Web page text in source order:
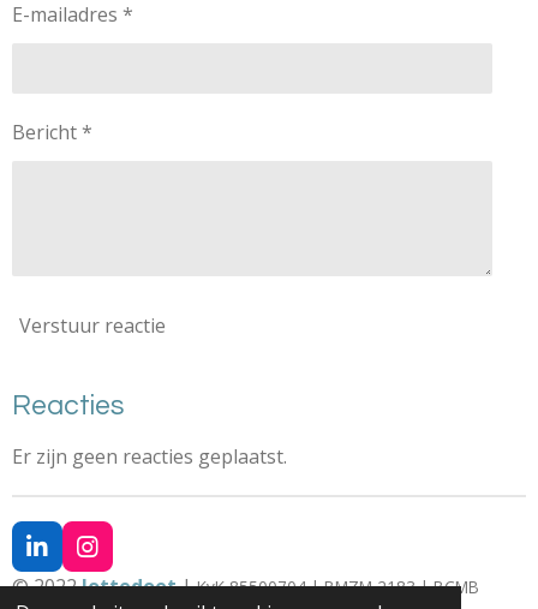
E-mailadres *
Bericht *
Verstuur reactie
Reacties
Er zijn geen reacties geplaatst.
L
i
I
n
s
© 2022lottedoet|KvK 85500704 | BMZM 2183 | BCMB